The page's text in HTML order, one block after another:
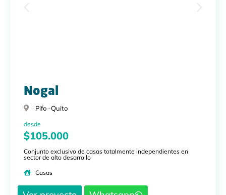
Nogal
Pifo -Quito
desde
$105.000
Conjunto exclusivo de casas totalmente independientes en
sector de alto desarrollo
Casas